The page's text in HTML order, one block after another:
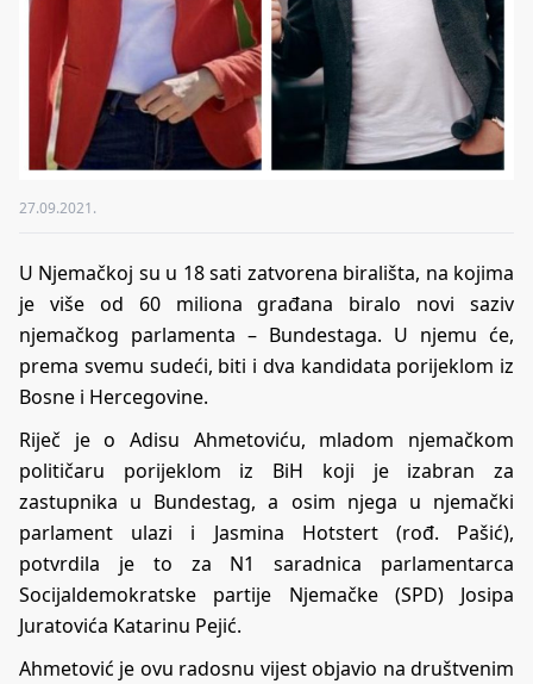
27.09.2021.
U Njemačkoj su u 18 sati zatvorena birališta, na kojima
je više od 60 miliona građana biralo novi saziv
njemačkog parlamenta – Bundestaga. U njemu će,
prema svemu sudeći, biti i dva kandidata porijeklom iz
Bosne i Hercegovine.
Riječ je o Adisu Ahmetoviću, mladom njemačkom
političaru porijeklom iz BiH koji je izabran za
zastupnika u Bundestag, a osim njega u njemački
parlament ulazi i Jasmina Hotstert (rođ. Pašić),
potvrdila je to za N1 saradnica parlamentarca
Socijaldemokratske partije Njemačke (SPD) Josipa
Juratovića Katarinu Pejić.
Ahmetović je ovu radosnu vijest objavio na društvenim